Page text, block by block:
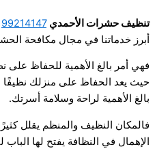
تنظيف حشرات الأحمدي 99214147
أبرز خدماتنا في مجال مكافحة
فهي أمر بالغ الأهمية للحفاظ على
حيث يعد الحفاظ على منزلك نظيفًا
بالغ الأهمية لراحة وسلامة أسرتك.
فالمكان النظيف والمنظم يقلل
الإهمال في النظافة يفتح لها الباب